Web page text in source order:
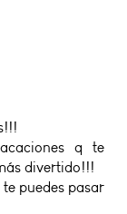
q te
divertido!!!
puedes pasar